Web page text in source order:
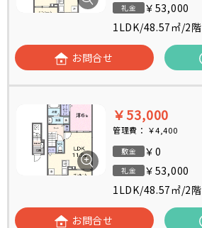
礼金
￥53,000
1LDK/48.57㎡/2階
お問合せ
￥53,000
管理費： ￥4,400
敷金 ￥0
礼金
￥53,000
1LDK/48.57㎡/2階
お問合せ